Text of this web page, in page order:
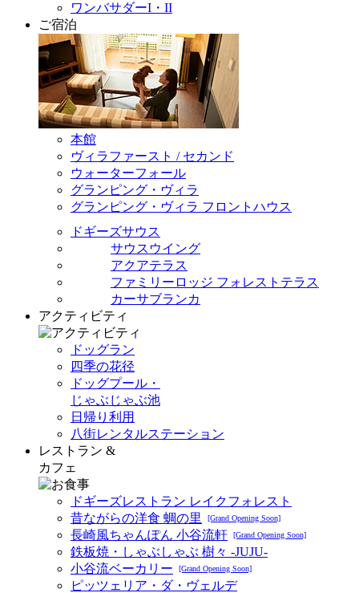
ワンバサダーI・II
ご宿泊
本館
ヴィラファースト / セカンド
ウォーターフォール
グランピング・ヴィラ
グランピング・ヴィラ フロントハウス
ドギーズサウス
サウスウイング
アクアテラス
ファミリーロッジ フォレストテラス
カーサブランカ
アクティビティ
ドッグラン
四季の花径
ドッグプール・
じゃぶじゃぶ池
日帰り利用
八街レンタルステーション
レストラン &
カフェ
ドギーズレストラン レイクフォレスト
昔ながらの洋食 蜩の里
[Grand Opening Soon]
長崎風ちゃんぽん 小谷流軒 [Grand Opening Soon]
鉄板焼・しゃぶしゃぶ 樹々 -JUJU-
小谷流ベーカリー
[Grand Opening Soon]
ピッツェリア・ダ・ヴェルデ